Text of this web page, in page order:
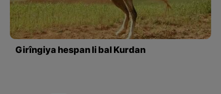
Girîngiya hespan li bal Kurdan